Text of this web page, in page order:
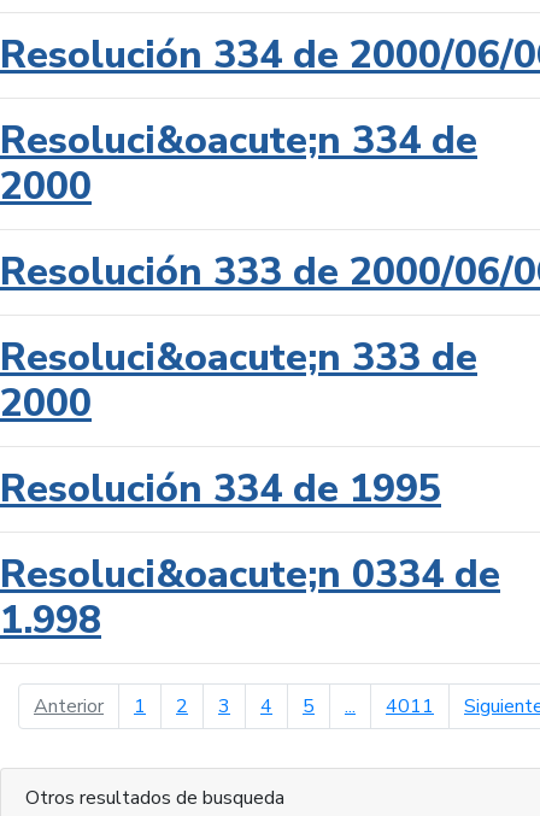
Resolución 334 de 2000/06/
Resoluci&oacute;n 334 de
2000
Resolución 333 de 2000/06/
Resoluci&oacute;n 333 de
2000
Resolución 334 de 1995
Resoluci&oacute;n 0334 de
1.998
Anteriorpágina anterior
1 2 3 4 5 ... 4011
Otros resultados de busqueda